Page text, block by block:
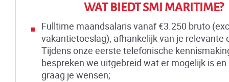
WAT BIEDT SMI MARITIME?
Fulltime maandsalaris vanaf €3.250 bruto
vakantietoeslag), afhankelijk van je relevante
Tijdens onze eerste telefonische
bespreken we uitgebreid wat er mogelijk is
graag je wensen;